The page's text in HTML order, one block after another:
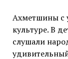
Ахметшины с
культуре. В
слушали